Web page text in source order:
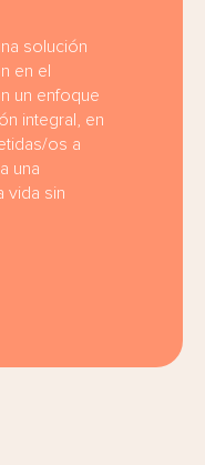
solución
en el
un enfoque
integral, en
os a
una
vida sin